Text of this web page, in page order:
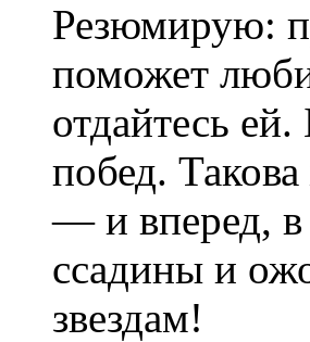
Резюмирую:
поможет
отдайтесь
побед.
— и вперед, в
ссадины и
звездам!